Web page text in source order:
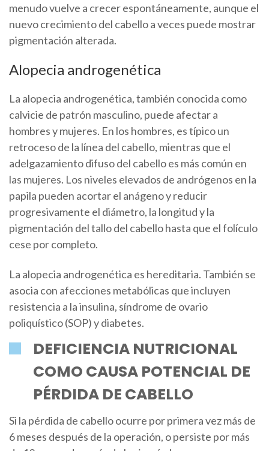
menudo vuelve a crecer espontáneamente, aunque el
nuevo crecimiento del cabello a veces puede mostrar
pigmentación alterada.
Alopecia androgenética
La alopecia androgenética, también conocida como
calvicie de patrón masculino, puede afectar a
hombres y mujeres. En los hombres, es típico un
retroceso de la línea del cabello, mientras que el
adelgazamiento difuso del cabello es más común en
las mujeres. Los niveles elevados de andrógenos en la
papila pueden acortar el anágeno y reducir
progresivamente el diámetro, la longitud y la
pigmentación del tallo del cabello hasta que el folículo
cese por completo.
La alopecia androgenética es hereditaria. También se
asocia con afecciones metabólicas que incluyen
resistencia a la insulina, síndrome de ovario
poliquístico (SOP) y diabetes.
DEFICIENCIA NUTRICIONAL
COMO CAUSA POTENCIAL DE
PÉRDIDA DE CABELLO
Si la pérdida de cabello ocurre por primera vez más de
6 meses después de la operación, o persiste por más